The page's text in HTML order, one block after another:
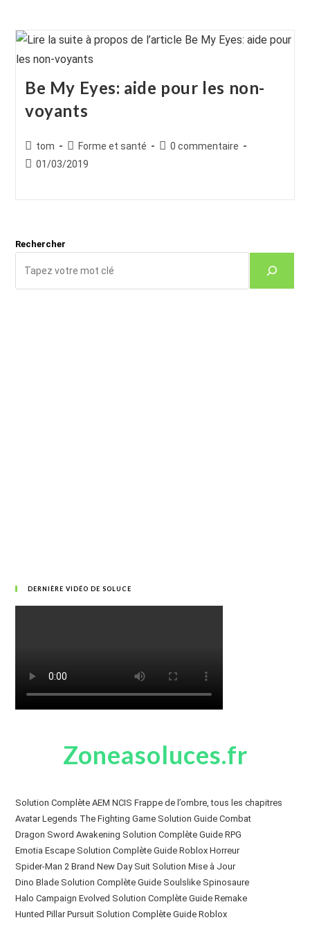
Be My Eyes: aide pour les non-
voyants
Auteur/autrice
de
tom
Post
category:
Forme et santé
Commentaires
0 commentaire
Publication
01/03/2019
Rechercher
DERNIÈRE VIDÉO DE SOLUCE
Zoneasoluces.fr
Solution Complète AEM NCIS Frappe de l’ombre, tous les chapitres
Avatar Legends The Fighting Game Solution Guide Combat
Dragon Sword Awakening Solution Complète Guide RPG
Emotia Escape Solution Complète Guide Roblox Horreur
Spider-Man 2 Brand New Day Suit Solution Mise à Jour
Dino Blade Solution Complète Guide Soulslike Spinosaure
Halo Campaign Evolved Solution Complète Guide Remake
Hunted Pillar Pursuit Solution Complète Guide Roblox